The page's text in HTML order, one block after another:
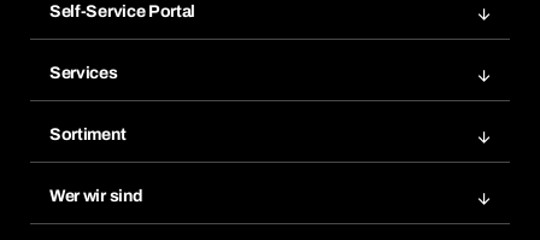
Self-Service Portal
Merklisten
Nachbestellungen
Abo-Funktion
Services
Chemical Safety Management
eProcurement
Sortiment
Wer wir sind